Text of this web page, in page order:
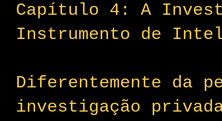
Capítulo 4: A
Instrumento de
Diferentemente da
investigação